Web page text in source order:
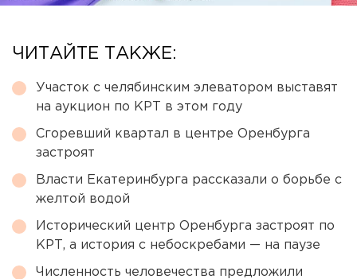
ЧИТАЙТЕ ТАКЖЕ:
Участок с челябинским элеватором выставят
на аукцион по КРТ в этом году
Сгоревший квартал в центре Оренбурга
застроят
Власти Екатеринбурга рассказали о борьбе с
желтой водой
Исторический центр Оренбурга застроят по
КРТ, а история с небоскребами — на паузе
Численность человечества предложили